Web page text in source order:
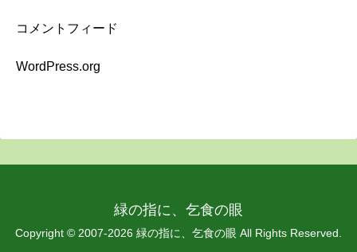
コメントフィード
WordPress.org
緑の指に、乞食の眼
Copyright © 2007-2026 緑の指に、乞食の眼 All Rights Reserved.